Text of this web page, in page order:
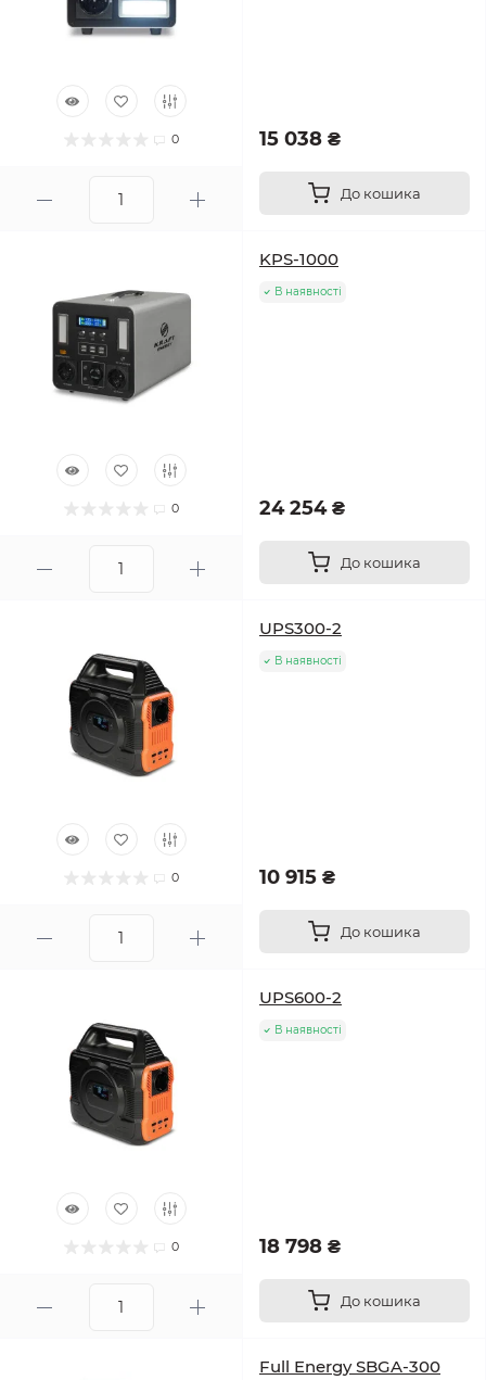
0 15 038 ₴
До кошика
0
KPS-1000
В наявності
24 254 ₴
До кошика
0
UPS300-2
В наявності
10 915 ₴
До кошика
0
UPS600-2
В наявності
18 798 ₴
До кошика
Full Energy SBGA-300